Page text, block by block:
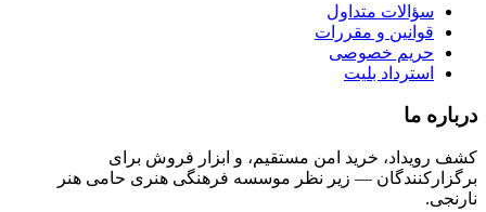
سؤالات متداول
قوانین و مقررات
حریم خصوصی
استرداد بلیت
درباره ما
کشف رویداد، خرید امن مستقیم، و ابزار فروش برای
برگزارکنندگان — زیر نظر موسسه فرهنگی هنری حامی هنر
نارنجی.